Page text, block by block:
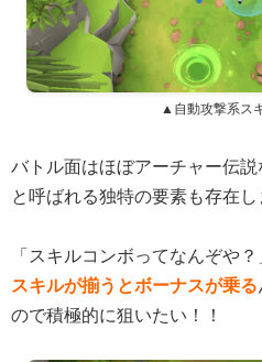
▲自動攻撃系ス
バトル面はほぼアーチャー伝
と呼ばれる独特の要素も存在し
「スキルコンボってなんぞや？
スキルが揃うとボーナスが乗る
ので積極的に狙いたい！！